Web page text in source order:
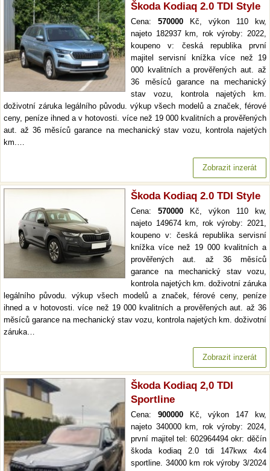
Škoda Kodiaq 2.0 TDI Style
Cena: 570000 Kč, výkon 110 kw,
najeto 182937 km, rok výroby: 2022,
koupeno v: česká republika první
majitel servisní knížka více než 19
000 kvalitních a prověřených aut. až
36 měsíců garance na mechanický
stav vozu, kontrola najetých km.
doživotní záruka legálního původu. výkup všech modelů a značek, férové
ceny, peníze ihned a v hotovosti. více než 19 000 kvalitních a prověřených
aut. až 36 měsíců garance na mechanický stav vozu, kontrola najetých
km.…
Zobrazit inzerát
Škoda Kodiaq 2.0 TDI Style
Cena: 570000 Kč, výkon 110 kw,
najeto 149674 km, rok výroby: 2021,
koupeno v: česká republika servisní
knížka více než 19 000 kvalitních a
prověřených aut. až 36 měsíců
garance na mechanický stav vozu,
kontrola najetých km. doživotní záruka
legálního původu. výkup všech modelů a značek, férové ceny, peníze
ihned a v hotovosti. více než 19 000 kvalitních a prověřených aut. až 36
měsíců garance na mechanický stav vozu, kontrola najetých km. doživotní
záruka…
Zobrazit inzerát
Škoda Kodiaq 2,0 TDI
Sportline
Cena: 900000Kč, výkon 147 kw,
najeto 340000 km, rok výroby: 2024,
první majitel tel: 602964494 okr: děčín
škoda kodiaq 2.0 tdi 147kwx 4x4
sportline. 34000 km rok výroby 3/2024